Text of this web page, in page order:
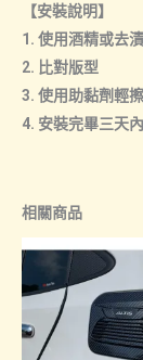
【安裝說明】
1. 使用酒精或去
2. 比對版型
3. 使用助黏劑輕
4. 安裝完畢三天
相關商品